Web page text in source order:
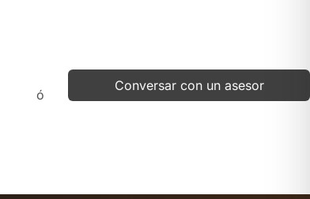
Conversar con un asesor